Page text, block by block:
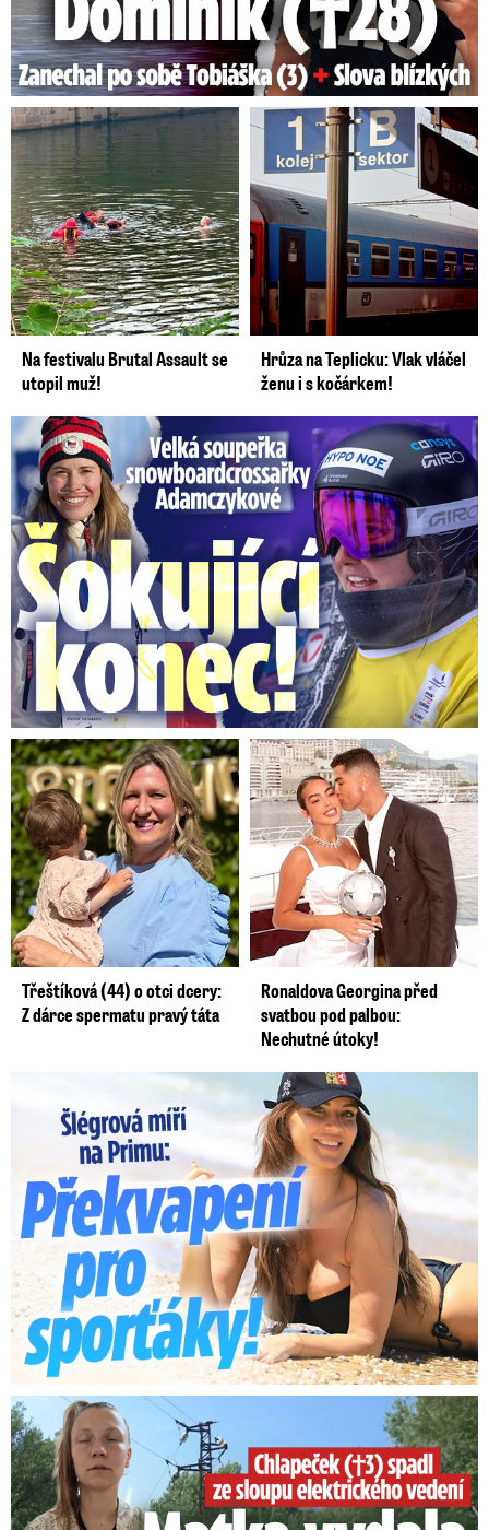
Na festivalu Brutal Assault se
utopil muž!
Hrůza na Teplicku: Vlak vláčel
ženu i s kočárkem!
Velká soupeřka Adamczykové: Šokující konec!
Třeštíková (44) o otci dcery:
Z dárce spermatu pravý táta
Ronaldova Georgina před
svatbou pod palbou:
Nechutné útoky!
Lucie Šlégrová míří na Primu. Překvapení pro sporťáky!
Smrtelný pád chlapce: Matka vydala vyjádření na 16 stran